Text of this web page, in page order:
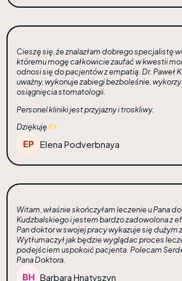
Cieszę się, że znalazłam dobrego specjalistę
któremu mogę całkowicie zaufać w kwestii
odnosi się do pacjentów z empatią. Dr. Paweł
uważny, wykonuje zabiegi bezboleśnie,
osiągnięcia stomatologii.
Personel kliniki jest przyjazny i troskliwy.
Dziękuję
Elena Podverbnaya
Witam, właśnie skończyłam leczenie u Pana
Kudzbalskiego i jestem bardzo zadowolona z
Pan doktor w swojej pracy wykazuje się dużym
Wytłumaczył jak będzie wyglądac proces
podejściem uspokoić pacjenta. Polecam
Pana Doktora.
Barbara Hnatyszyn